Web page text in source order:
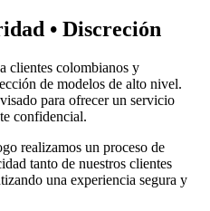
• Discreción
clientes colombianos y
de modelos de alto nivel.
para ofrecer un servicio
confidencial.
realizamos un proceso de
tanto de nuestros clientes
una experiencia segura y